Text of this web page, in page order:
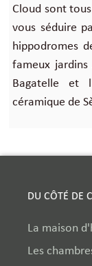
Cloud sont
vous séduire
hippodromes
fameux
Bagatelle et
céramique de
DU CÔTÉ DE
La maison
Les